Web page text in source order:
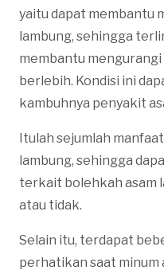
yaitu dapat membantu
lambung, sehingga
membantu
berlebih. Kondisi ini
kambuhnya penyakit
Itulah sejumlah
lambung, sehingga
terkait bolehkah asam
atau tidak.
Selain itu, terdapat
perhatikan saat minum